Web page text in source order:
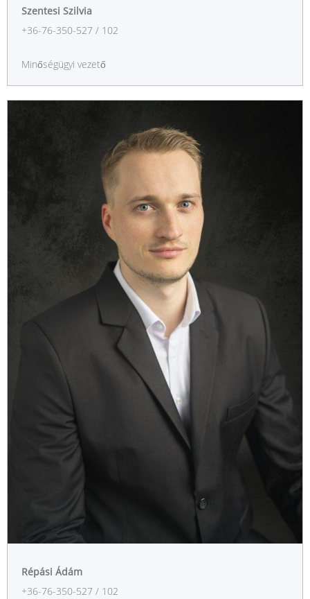
Szentesi Szilvia
+36-76-350-527 / 102
Minőségügyi vezető
Répási Ádám
+36-76-350-527 / 102